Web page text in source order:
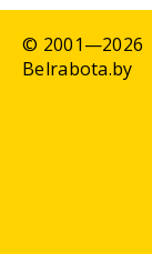
© 2001—2026
Belrabota.by